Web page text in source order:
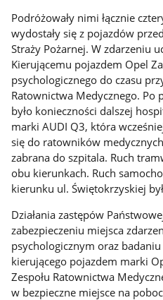
Podróżowały nimi łącznie
wydostały się z pojazdów
Straży Pożarnej. W zdarzeniu
Kierującemu pojazdem Opel
psychologicznego do czasu
Ratownictwa Medycznego. Po
było konieczności dalszej
marki AUDI Q3, która
się do ratowników
zabrana do szpitala. Ruch
obu kierunkach. Ruch
kierunku ul. Świętokrzyskiej
Działania zastępów
zabezpieczeniu miejsca
psychologicznym oraz
kierującego pojazdem marki
Zespołu Ratownictwa
w bezpieczne miejsce na